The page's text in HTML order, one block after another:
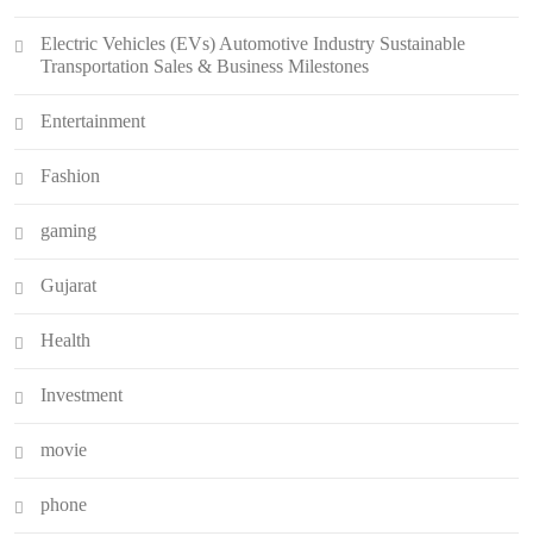
Electric Vehicles (EVs) Automotive Industry Sustainable
Transportation Sales & Business Milestones
Entertainment
Fashion
gaming
Gujarat
Health
Investment
movie
phone